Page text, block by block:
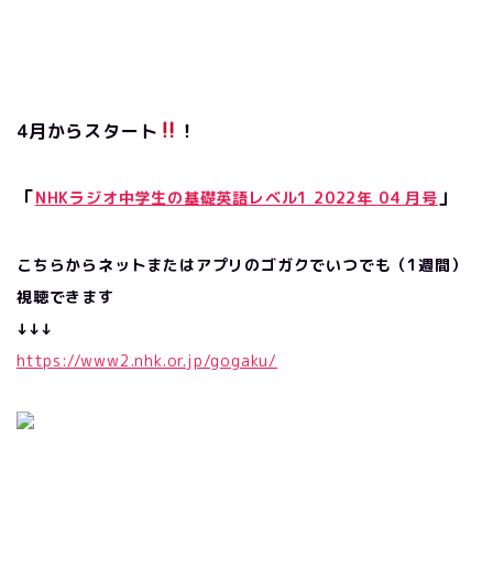
4月からスタート ！
「NHKラジオ中学生の基礎英語レベル1 2022年 04 月号 」
こちらからネットまたはアプリのゴガクでいつでも（1週間）
視聴できます
↓↓↓
https://www2.nhk.or.jp/gogaku/